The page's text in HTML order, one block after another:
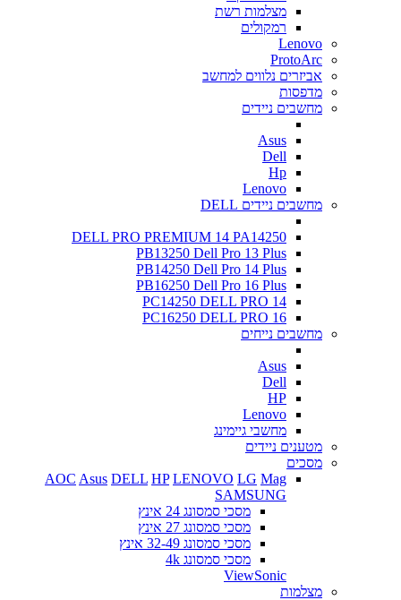
מצלמות רשת
רמקולים
Lenovo
ProtoArc
אביזרים נלווים למחשב
מדפסות
מחשבים ניידים
Asus
Dell
Hp
Lenovo
מחשבים ניידים DELL
DELL PRO PREMIUM 14 PA14250
PB13250 Dell Pro 13 Plus
PB14250 Dell Pro 14 Plus
PB16250 Dell Pro 16 Plus
PC14250 DELL PRO 14
PC16250 DELL PRO 16
מחשבים נייחים
Asus
Dell
HP
Lenovo
מחשבי גיימינג
מטענים ניידים
מסכים
AOC Asus DELL HP LENOVO LG Mag
SAMSUNG
מסכי סמסונג 24 אינץ
מסכי סמסונג 27 אינץ
מסכי סמסונג 32-49 אינץ
מסכי סמסונג 4k
ViewSonic
מצלמות